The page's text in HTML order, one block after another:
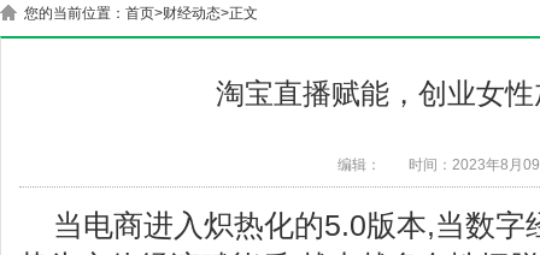
您的当前位置： 首页>财经动态>正文
淘宝直播赋能，创业女性
编辑： 时间：2023年8月
当电商进入炽热化的5.0版本,当数字